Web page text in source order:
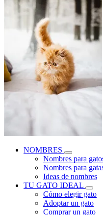
NOMBRES
Nombres para
Nombres para
Ideas de nombres
TU GATO IDEAL
Cómo elegir gato
Adoptar un gato
Comprar un gato